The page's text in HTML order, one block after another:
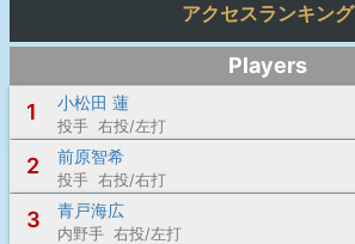
アクセスランキング
Players
1
小松田 蓮
投手 右投/左打
2 前原智希
投手 右投/右打
3 青戸海広
内野手 右投/左打